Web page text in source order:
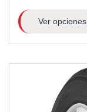
Ver opciones